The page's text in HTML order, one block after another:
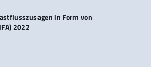
in Form von
2022